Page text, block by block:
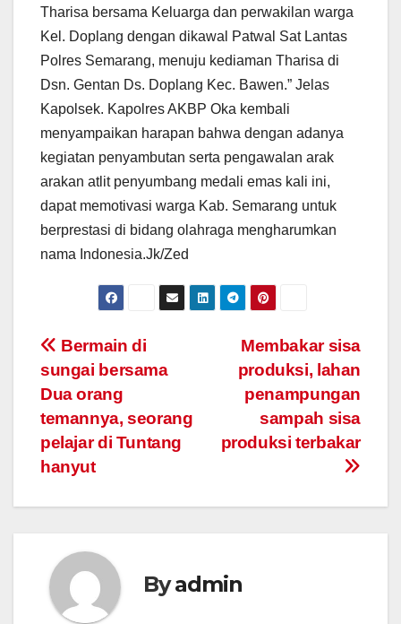
Tharisa bersama Keluarga dan perwakilan warga
Kel. Doplang dengan dikawal Patwal Sat Lantas
Polres Semarang, menuju kediaman Tharisa di
Dsn. Gentan Ds. Doplang Kec. Bawen.” Jelas
Kapolsek. Kapolres AKBP Oka kembali
menyampaikan harapan bahwa dengan adanya
kegiatan penyambutan serta pengawalan arak
arakan atlit penyumbang medali emas kali ini,
dapat memotivasi warga Kab. Semarang untuk
berprestasi di bidang olahraga mengharumkan
nama Indonesia.Jk/Zed
Post
navigation
Membakar sisa
produksi, lahan
penampungan
sampah sisa
produksi terbakar
Bermain di
sungai bersama
Dua orang
temannya, seorang
pelajar di Tuntang
hanyut
Byadmin